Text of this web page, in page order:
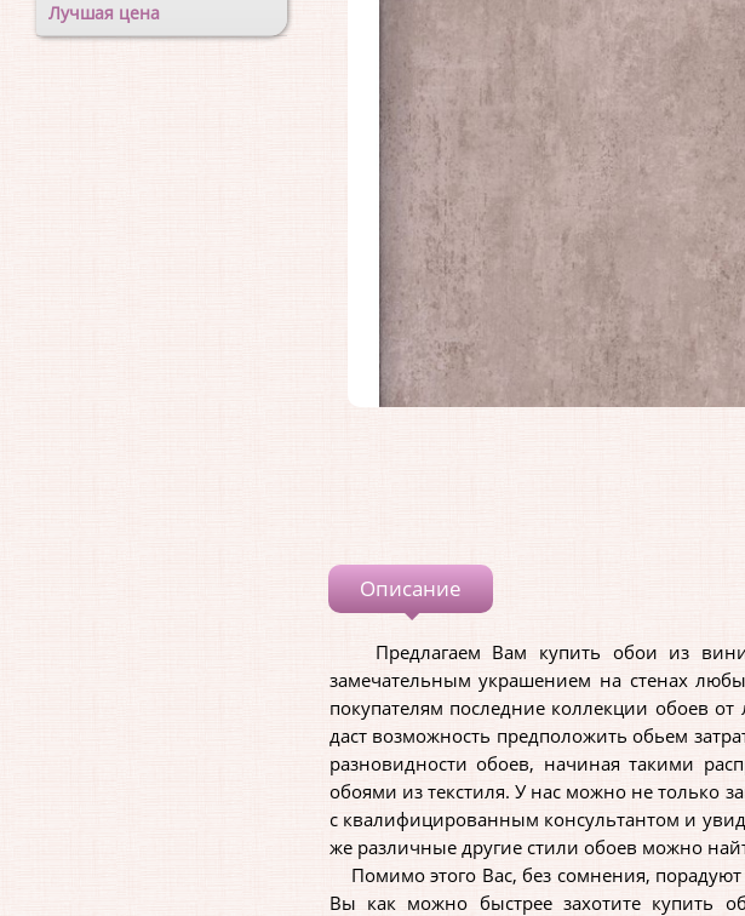
Лучшая цена
Описание
Предлагаем Вам купить обои из
замечательным украшением на стенах
покупателям последние коллекции обоев
даст возможность предположить обьем
разновидности обоев, начиная такими
обоями из текстиля. У нас можно не только
с квалифицированным консультантом и
же различные другие стили обоев можно
Помимо этого Вас, без сомнения,
Вы как можно быстрее захотите купить